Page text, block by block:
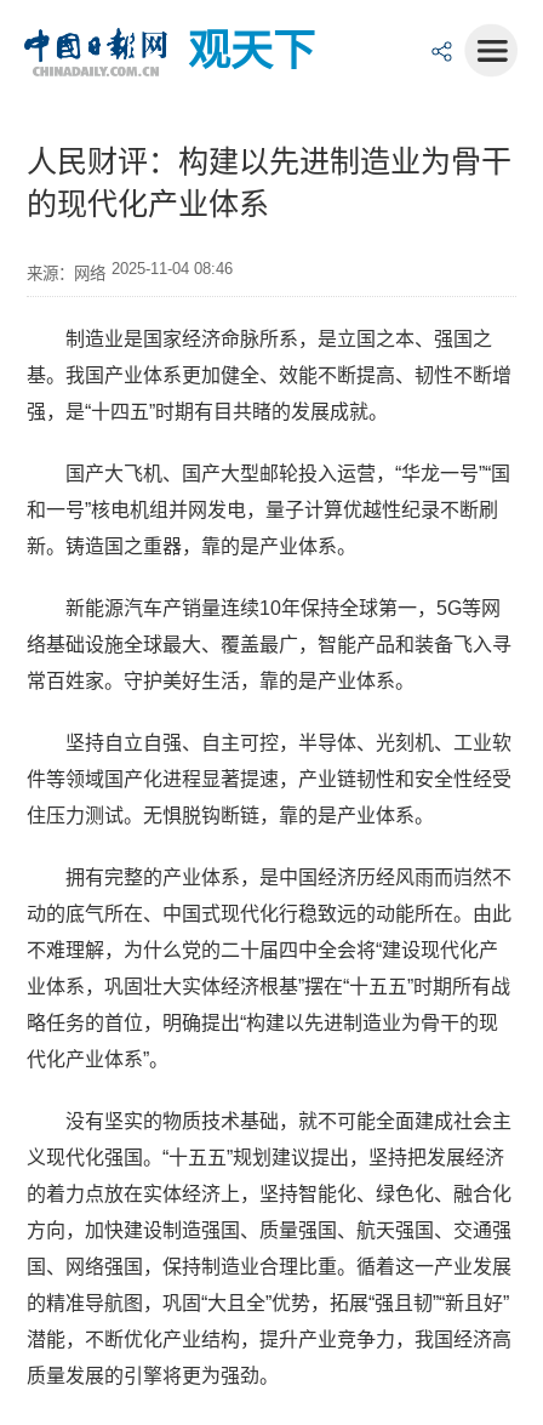
观天下
人民财评：构建以先进制造业为骨干
的现代化产业体系
来源：网络 2025-11-04 08:46
制造业是国家经济命脉所系，是立国之本、强国之
基。我国产业体系更加健全、效能不断提高、韧性不断增
强，是“十四五”时期有目共睹的发展成就。
国产大飞机、国产大型邮轮投入运营，“华龙一号”“国
和一号”核电机组并网发电，量子计算优越性纪录不断刷
新。铸造国之重器，靠的是产业体系。
新能源汽车产销量连续10年保持全球第一，5G等网
络基础设施全球最大、覆盖最广，智能产品和装备飞入寻
常百姓家。守护美好生活，靠的是产业体系。
坚持自立自强、自主可控，半导体、光刻机、工业软
件等领域国产化进程显著提速，产业链韧性和安全性经受
住压力测试。无惧脱钩断链，靠的是产业体系。
拥有完整的产业体系，是中国经济历经风雨而岿然不
动的底气所在、中国式现代化行稳致远的动能所在。由此
不难理解，为什么党的二十届四中全会将“建设现代化产
业体系，巩固壮大实体经济根基”摆在“十五五”时期所有战
略任务的首位，明确提出“构建以先进制造业为骨干的现
代化产业体系”。
没有坚实的物质技术基础，就不可能全面建成社会主
义现代化强国。“十五五”规划建议提出，坚持把发展经济
的着力点放在实体经济上，坚持智能化、绿色化、融合化
方向，加快建设制造强国、质量强国、航天强国、交通强
国、网络强国，保持制造业合理比重。循着这一产业发展
的精准导航图，巩固“大且全”优势，拓展“强且韧”“新且好”
潜能，不断优化产业结构，提升产业竞争力，我国经济高
质量发展的引擎将更为强劲。